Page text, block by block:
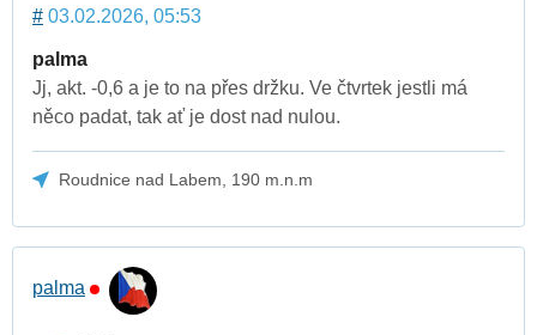
# 03.02.2026, 05:53
palma
Jj, akt. -0,6 a je to na přes držku. Ve čtvrtek jestli má
něco padat, tak ať je dost nad nulou.
Roudnice nad Labem, 190 m.n.m
palma